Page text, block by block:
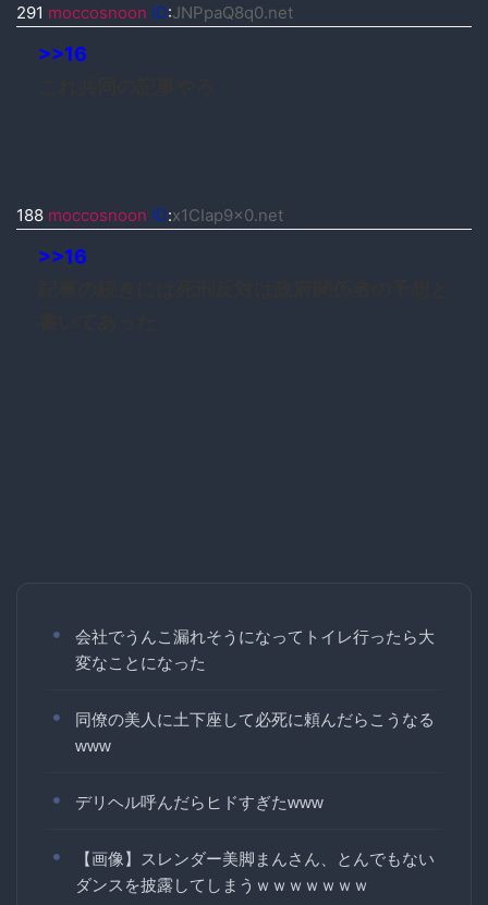
291 moccosnoon ID:JNPpaQ8q0.net
>>16
188 moccosnoon ID:x1CIap9x0.net
>>16
会社でうんこ漏れそうになってトイレ行ったら大
変なことになった
同僚の美人に土下座して必死に頼んだらこうなる
www
デリヘル呼んだらヒドすぎたwww
【画像】スレンダー美脚まんさん、とんでもない
ダンスを披露してしまうｗｗｗｗｗｗｗ